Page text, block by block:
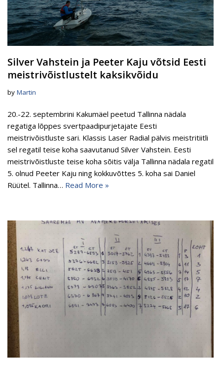
Silver Vahstein ja Peeter Kaju võtsid Eesti
meistrivõistlustelt kaksikvõidu
by Martin
20.-22. septembrini Kakumäel peetud Tallinna nädala
regatiga lõppes svertpaadipurjetajate Eesti
meistrivõistluste sari. Klassis Laser Radial pälvis meistritiitli
sel regatil teise koha saavutanud Silver Vahstein. Eesti
meistrivõistluste teise koha sõitis välja Tallinna nädala regatil
5. olnud Peeter Kaju ning kokkuvõttes 5. koha sai Daniel
Rüütel. Tallinna… Read More »